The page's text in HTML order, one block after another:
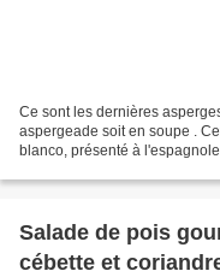
Ce sont les dernières
aspergeade soit en soupe .
blanco, présenté à
Salade de pois
cébette et